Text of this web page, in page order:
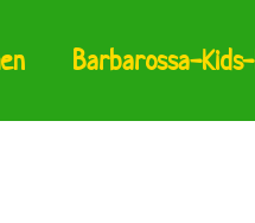
Barbarossa-